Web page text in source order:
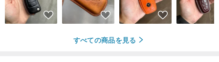
すべての商品を見る